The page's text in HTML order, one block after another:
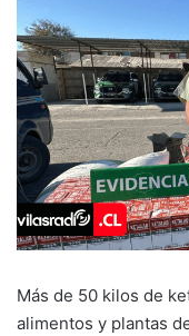
Más de 50 kilos de
alimentos y plantas